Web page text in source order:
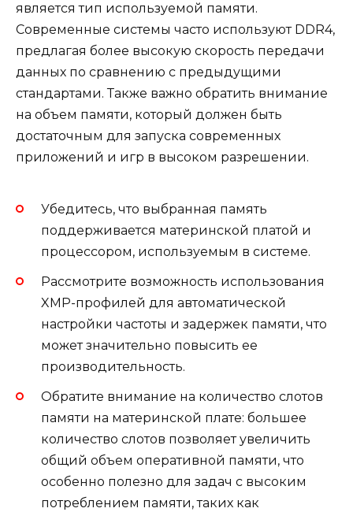
является тип используемой памяти.
Современные системы часто используют DDR4,
предлагая более высокую скорость передачи
данных по сравнению с предыдущими
стандартами. Также важно обратить внимание
на объем памяти, который должен быть
достаточным для запуска современных
приложений и игр в высоком разрешении.
Убедитесь, что выбранная память
поддерживается материнской платой и
процессором, используемым в системе.
Рассмотрите возможность использования
XMP-профилей для автоматической
настройки частоты и задержек памяти, что
может значительно повысить ее
производительность.
Обратите внимание на количество слотов
памяти на материнской плате: большее
количество слотов позволяет увеличить
общий объем оперативной памяти, что
особенно полезно для задач с высоким
потреблением памяти, таких как